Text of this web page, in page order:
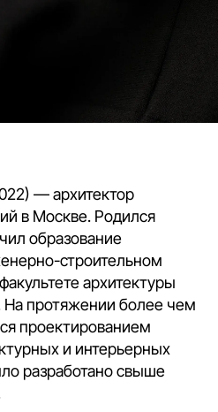
— архитектор
в Москве. Родился
образование
строительном
архитектуры
На протяжении более чем
проектированием
и интерьерных
разработано свыше